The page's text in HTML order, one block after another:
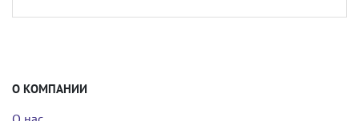
О КОМПАНИИ